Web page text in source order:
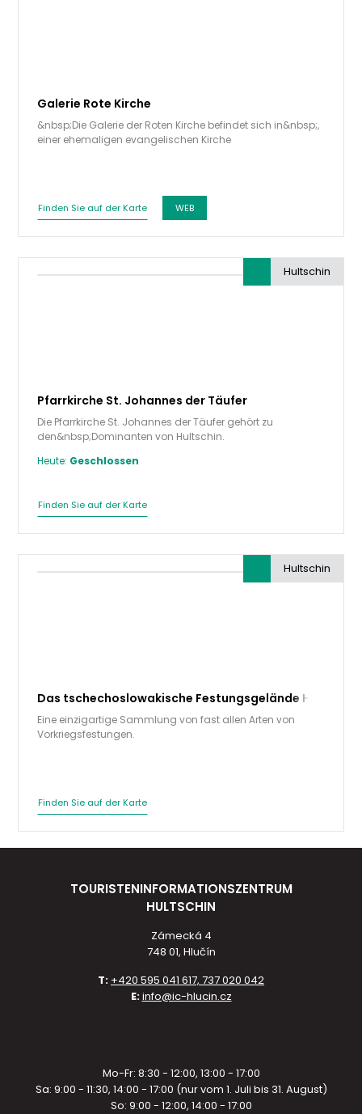
Galerie Rote Kirche
&nbsp;Die Galerie der Roten Kirche befindet sich in&nbsp;,
einer ehemaligen evangelischen Kirche
Finden Sie auf der Karte WEB
Hultschin
Pfarrkirche St. Johannes der Täufer
Die Pfarrkirche St. Johannes der Täufer gehört zu
den&nbsp;Dominanten von Hultschin.
Heute: Geschlossen
Finden Sie auf der Karte
Hultschin
Das tschechoslowakische Festungsgelände
Eine einzigartige Sammlung von fast allen Arten von
Vorkriegsfestungen.
Finden Sie auf der Karte
TOURISTENINFORMATIONSZENTRUM
HULTSCHIN
Zámecká 4
748 01, Hlučín
T: +420 595 041 617, 737 020 042
E:info@ic-hlucin.cz
Mo-Fr: 8:30 - 12:00, 13:00 - 17:00
Sa: 9:00 - 11:30, 14:00 - 17:00 (nur vom 1. Juli bis 31. August)
So: 9:00 - 12:00, 14:00 - 17:00